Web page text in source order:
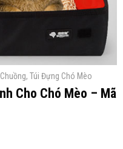
Túi Đựng Chó Mèo
Cho Chó Mèo – Mã